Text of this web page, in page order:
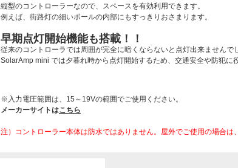
縦型のコントローラーなので、スペースを有効利用できます。
例えば、街路灯の細いポールの内部にもすっきりおさまります。
早期点灯開始機能も搭載！！
従来のコントローラでは周囲が完全に暗くならないと点灯出来ませんで
SolarAmp mini では夕暮れ時から点灯開始するため、交通安全や防犯に
※入力電圧範囲は、15～19Vの範囲でご使用ください。
メーカーサイトはこちら
注）コントローラー本体は防水ではありません。屋外でご使用の場合は